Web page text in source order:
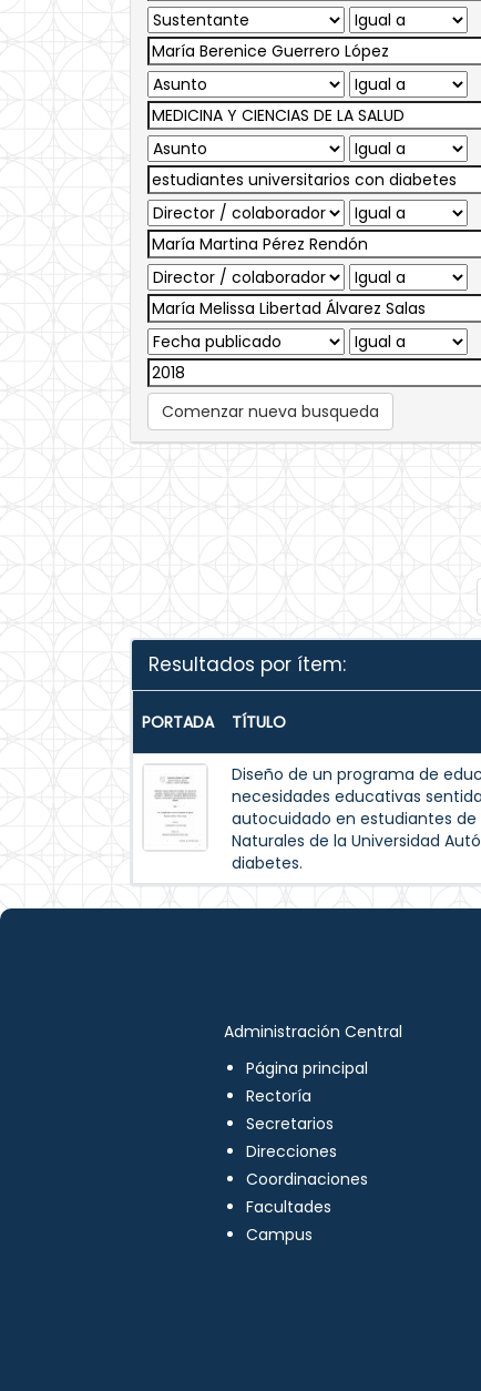
Comenzar nueva busqueda
Resultados por ítem:
PORTADA TÍTULO
Diseño de un programa de
necesidades educativas
autocuidado en estudiantes
Naturales de la Universidad
diabetes.
Administración Central
Página principal
Rectoría
Secretarios
Direcciones
Coordinaciones
Facultades
Campus